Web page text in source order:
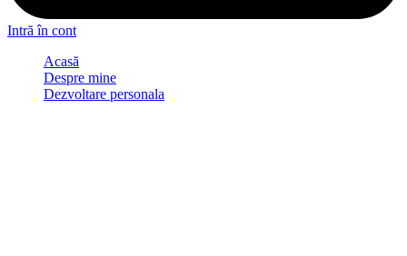
Intră în cont
Acasă
Despre mine
Dezvoltare personala